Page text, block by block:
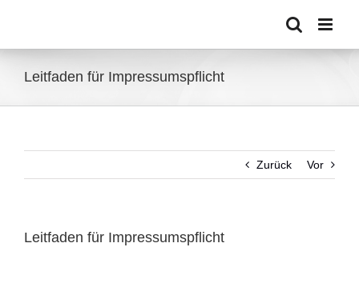
Leitfaden für Impressumspflicht
Zurück Vor
Leitfaden für Impressumspflicht